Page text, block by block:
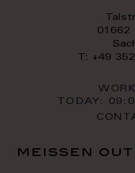
01662
T: +49
TODAY:
meissen